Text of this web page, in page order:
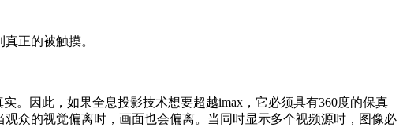
正的被触摸。
。因此，如果全息投影技术想要超越imax，它必须具有360度的保真
众的视觉偏离时，画面也会偏离。当同时显示多个视频源时，图像必